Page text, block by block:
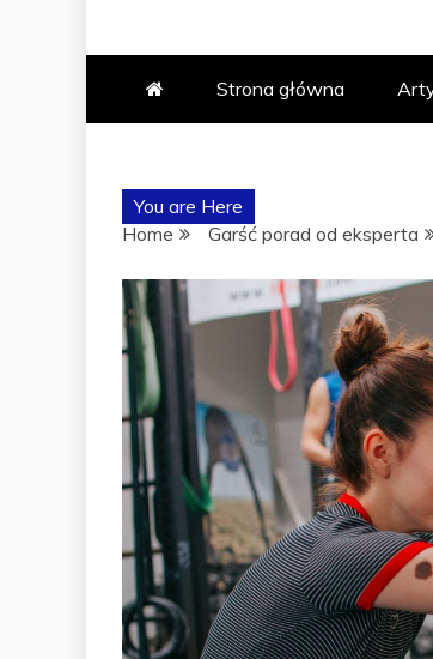
ABAK –
Strona główna
You are Here
Home
Garść porad od eksperta